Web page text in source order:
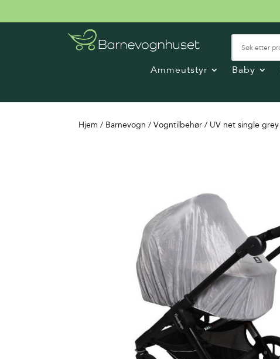
Ammeutstyr Baby
Hjem / Barnevogn /Vogntilbehør / UV net single grey